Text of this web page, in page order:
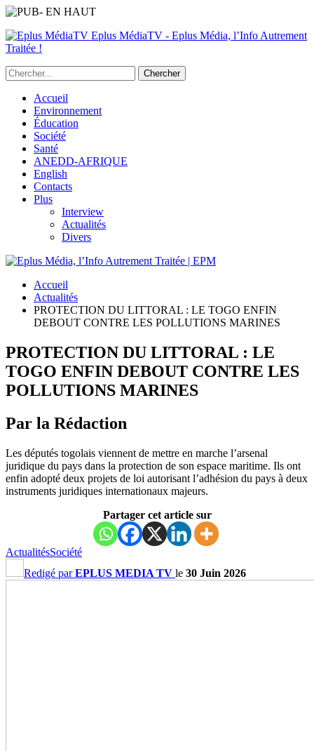
Eplus MédiaTV - Eplus Média, l’Info Autrement
Traitée !
Accueil
Environnement
Éducation
Société
Santé
ANEDD-AFRIQUE
English
Contacts
Plus
Interview
Actualités
Divers
Accueil
Actualités
PROTECTION DU LITTORAL : LE TOGO ENFIN
DEBOUT CONTRE LES POLLUTIONS MARINES
PROTECTION DU LITTORAL : LE
TOGO ENFIN DEBOUT CONTRE LES
POLLUTIONS MARINES
Par la Rédaction
Les députés togolais viennent de mettre en marche l’arsenal
juridique du pays dans la protection de son espace maritime. Ils ont
enfin adopté deux projets de loi autorisant l’adhésion du pays à deux
instruments juridiques internationaux majeurs.
Partager cet article sur
ActualitésSociété
Redigé parEPLUS MEDIA TV le 30 Juin 2026